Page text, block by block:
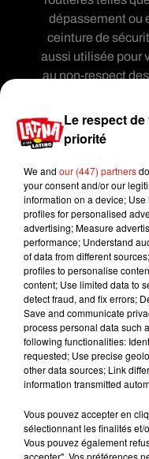
dépassement ou
ceinture de
aussi utilisée pour
au non-respect
accordées par
dans les
informant les
automatiques
Toujours
dans les
dispositifs installés
distance depuis le
de Rennes
limitations de
suspension de
Le respect
priorité
We and our (447) partners
your consent and/or our
information on a device;
profiles for personalised
advertising; Measure
performance; Understand
of data from different
profiles to personalise
content; Use limited data to
detect fraud, and fix errors;
Save and communicate
process personal data such
following functionalities:
requested; Use precise
other data sources; Link
information transmitted
Vous pouvez accepter en
sélectionnant les finalités et/
Vous pouvez également
accepter". Vos préférences